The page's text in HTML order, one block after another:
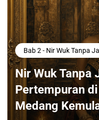
Bab 2 - Nir Wuk Tanpa
Nir Wuk Tanpa
Pertempuran
Medang